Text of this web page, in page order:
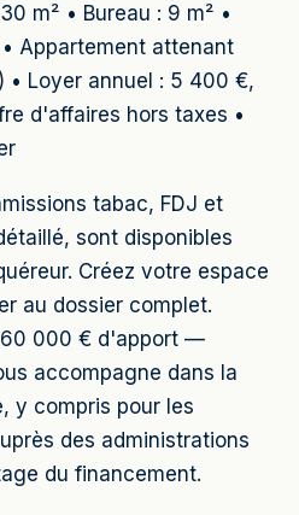
m² • Bureau : 9 m² •
Appartement attenant
• Loyer annuel : 5 400 €,
d'affaires hors taxes •
tabac, FDJ et
sont disponibles
Créez votre espace
au dossier complet.
60 000 € d'apport —
accompagne dans la
y compris pour les
des administrations
du financement.